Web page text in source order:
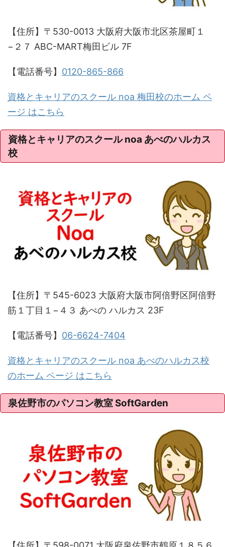
【住所】〒530-0013 大阪府大阪市北区茶屋町１
−２７ ABC-MART梅田ビル 7F
【電話番号】 0120-865-866
資格とキャリアのスクール noa 梅田校のホーム ペ
ージ はこちら
資格とキャリアのスクール noa あべのハルカス
校
【住所】〒545-6023 大阪府大阪市阿倍野区阿倍野
筋１丁目１−４３ あべの ハルカス 23F
【電話番号】 06-6624-7404
資格とキャリアのスクール noa あべのハルカス校
のホーム ページ はこちら
泉佐野市のパソコン教室 SoftGarden